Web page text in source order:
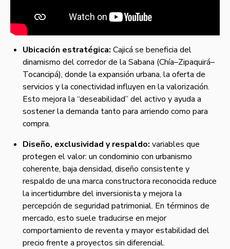
Ubicación estratégica: Cajicá se beneficia del
dinamismo del corredor de la Sabana (Chía–Zipaquirá–
Tocancipá), donde la expansión urbana, la oferta de
servicios y la conectividad influyen en la valorización.
Esto mejora la “deseabilidad” del activo y ayuda a
sostener la demanda tanto para arriendo como para
compra.
Diseño, exclusividad y respaldo: variables que
protegen el valor: un condominio con urbanismo
coherente, baja densidad, diseño consistente y
respaldo de una marca constructora reconocida reduce
la incertidumbre del inversionista y mejora la
percepción de seguridad patrimonial. En términos de
mercado, esto suele traducirse en mejor
comportamiento de reventa y mayor estabilidad del
precio frente a proyectos sin diferencial.